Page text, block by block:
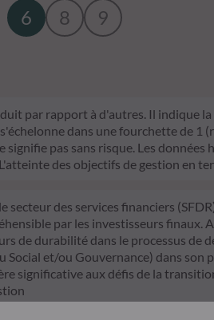
6 8 9
par rapport à d'autres. Il indique
dans une fourchette de 1
pas sans risque. Les
des objectifs de gestion en
des services financiers
par les investisseurs finaux.
de durabilité dans le processus de
et/ou Gouvernance) dans son
significative aux défis de la